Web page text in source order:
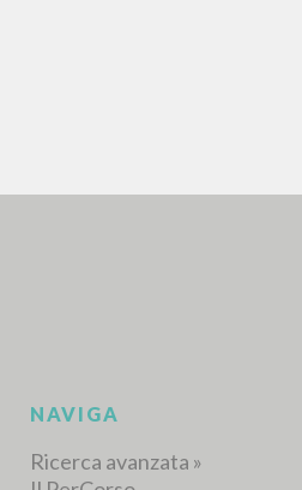
Vuoi risultati ancora più precisi?